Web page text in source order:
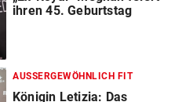
ihren 45. Geburtstag
AUSSERGEWÖHNLICH FIT
Königin Letizia: Das